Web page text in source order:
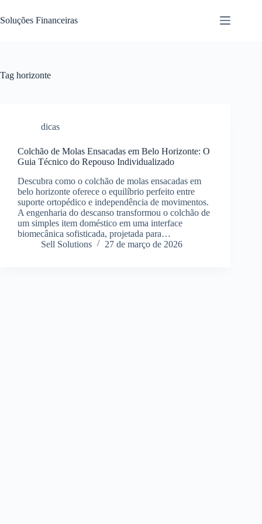
para
o
Soluções Financeiras
Tag horizonte
dicas
Colchão de Molas Ensacadas em Belo Horizonte: O
Guia Técnico do Repouso Individualizado
Descubra como o colchão de molas ensacadas em
belo horizonte oferece o equilíbrio perfeito entre
suporte ortopédico e independência de movimentos.
A engenharia do descanso transformou o colchão de
um simples item doméstico em uma interface
biomecânica sofisticada, projetada para…
Sell Solutions
27 de março de 2026